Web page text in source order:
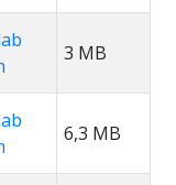
3 MB
6,3 MB